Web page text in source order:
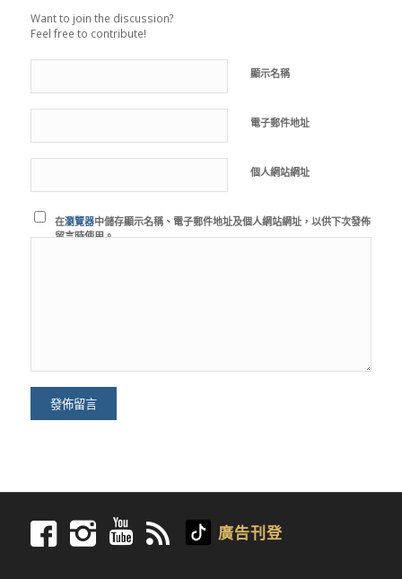
Want to join the discussion?
Feel free to contribute!
顯示名稱
電子郵件地址
個人網站網址
在瀏覽器中儲存顯示名稱、電子郵件地址及個人網站網址，以供下次發佈
留言時使用。
廣告刊登